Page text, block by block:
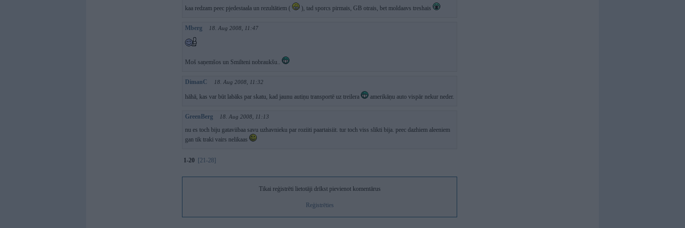
kaa redzam peec pjedestaala un rezultātiem ( ), tad sporcs pirmais, GB otrais, bet moldaavs treshais
Mberg 18. Aug 2008, 11:47
Moš saņemšos un Smilteni nobraukšu..
DimanC 18. Aug 2008, 11:32
hāhā, kas var būt labāks par skatu, kad jaunu autiņu transportē uz treilera amerikāņu auto vispār nekur neder.
GreenBerg 18. Aug 2008, 11:13
nu es toch biju gataviibaa savu uzhavnieku par roziiti paartaisiit. tur toch viss slikti bija. peec dazhiem aleeniem
gan tik traki vairs nelikaas
1-20 [21-28]
Tikai reģistrēti lietotāji drīkst pievienot komentārus
Reģistrēties